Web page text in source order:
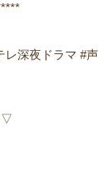
レ深夜ドラマ #声